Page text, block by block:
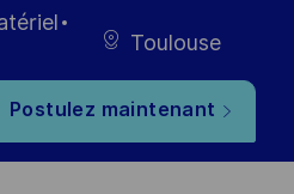
Toulouse
Postulez maintenant